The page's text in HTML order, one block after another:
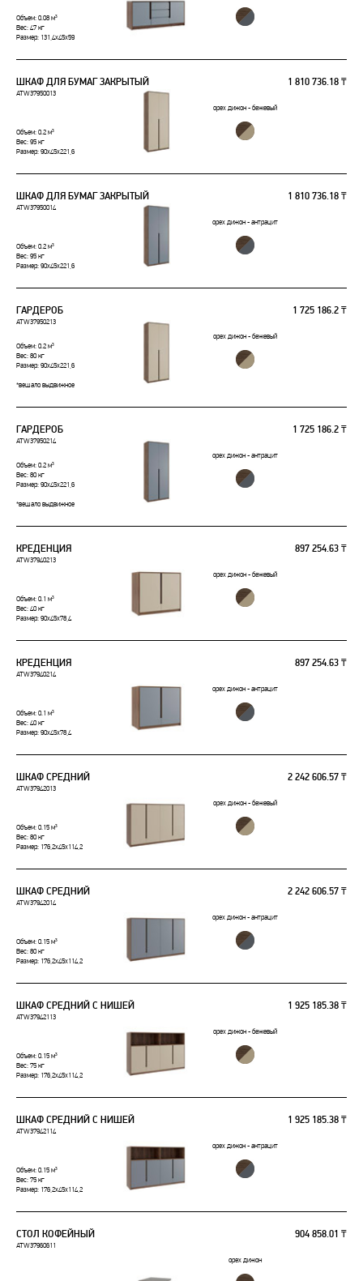
Объем: 0.08 м³
Вес: 47 кг
Размер: 131,4x45x59
ШКАФ ДЛЯ БУМАГ ЗАКРЫТЫЙ 1 810 736.18 ₸
ATW37950013
орех дижон - бежевый
Объем: 0.2 м³
Вес: 95 кг
Размер: 90x45x221,6
ШКАФ ДЛЯ БУМАГ ЗАКРЫТЫЙ 1 810 736.18 ₸
ATW37950014
орех дижон - антрацит
Объем: 0.2 м³
Вес: 95 кг
Размер: 90x45x221,6
ГАРДЕРОБ 1 725 186.2 ₸
ATW37950213
орех дижон - бежевый
Объем: 0.2 м³
Вес: 80 кг
Размер: 90x45x221,6
*вешало выдвижное
ГАРДЕРОБ 1 725 186.2 ₸
ATW37950214
орех дижон - антрацит
Объем: 0.2 м³
Вес: 80 кг
Размер: 90x45x221,6
*вешало выдвижное
КРЕДЕНЦИЯ 897 254.63 ₸
ATW37940213
орех дижон - бежевый
Объем: 0.1 м³
Вес: 40 кг
Размер: 90x45x78,4
КРЕДЕНЦИЯ 897 254.63 ₸
ATW37940214
орех дижон - антрацит
Объем: 0.1 м³
Вес: 40 кг
Размер: 90x45x78,4
ШКАФ СРЕДНИЙ 2 242 606.57 ₸
ATW37942013
орех дижон - бежевый
Объем: 0.15 м³
Вес: 80 кг
Размер: 176,2x45x114,2
ШКАФ СРЕДНИЙ 2 242 606.57 ₸
ATW37942014
орех дижон - антрацит
Объем: 0.15 м³
Вес: 80 кг
Размер: 176,2x45x114,2
ШКАФ СРЕДНИЙ С НИШЕЙ 1 925 185.38 ₸
ATW37942113
орех дижон - бежевый
Объем: 0.15 м³
Вес: 75 кг
Размер: 176,2x45x114,2
ШКАФ СРЕДНИЙ С НИШЕЙ 1 925 185.38 ₸
ATW37942114
орех дижон - антрацит
Объем: 0.15 м³
Вес: 75 кг
Размер: 176,2x45x114,2
СТОЛ КОФЕЙНЫЙ 904 858.01 ₸
ATW37960611
орех дижон